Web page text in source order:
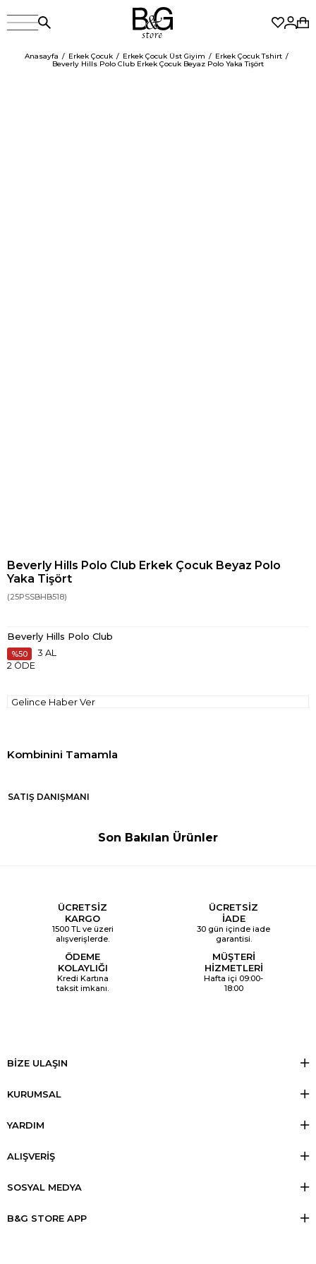
Anasayfa Erkek Çocuk Erkek Çocuk Üst Giyim
Erkek Çocuk Tshirt
Beverly Hills Polo Club Erkek Çocuk Beyaz Polo Yaka Tişört
Beverly Hills Polo Club Erkek Çocuk Beyaz Polo
Yaka Tişört
(25PSSBHB518)
Beverly Hills Polo Club
50
3 AL
2 ÖDE
Gelince Haber Ver
SATIŞ DANIŞMANI
Son Bakılan Ürünler
ÜCRETSİZ
KARGO
1500 TL ve üzeri
alışverişlerde.
ÜCRETSİZ
İADE
30 gün içinde iade
garantisi.
ÖDEME
KOLAYLIĞI
Kredi Kartına
taksit imkanı.
MÜŞTERİ
HİZMETLERİ
Hafta içi 09:00-
18:00
BİZE ULAŞIN
KURUMSAL
YARDIM
ALIŞVERİŞ
SOSYAL MEDYA
B&G STORE APP